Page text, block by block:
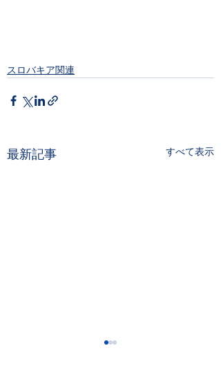
スロバキア関連
最新記事 すべて表示